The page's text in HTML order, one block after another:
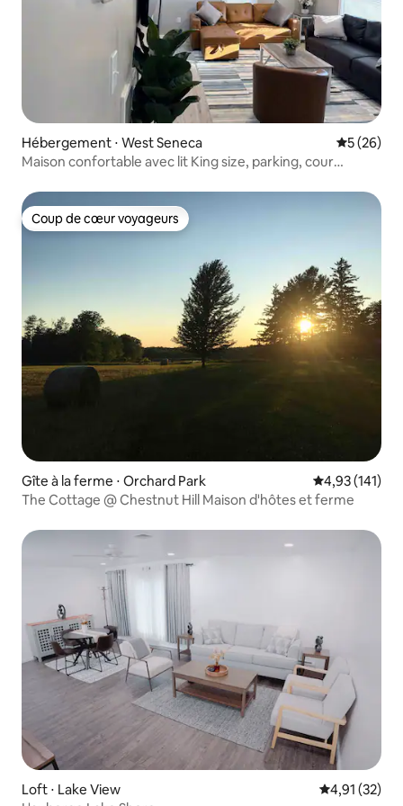
Hébergement ⋅ West Seneca
5 (26)
Maison confortable avec lit King size, parking, cour
Coup de cœur voyageurs
Coup de cœur voyageurs
Gîte à la ferme ⋅ Orchard Park Évaluation
4,93 (141)
The Cottage @ Chestnut Hill Maison d'hôtes et ferme
Loft ⋅ Lake View Évaluation
4,91 (32)